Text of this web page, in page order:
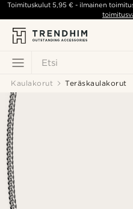
Etsi
Toimituskulut5,95 € - ilmainen
Kaulakorut Teräskaulakorut